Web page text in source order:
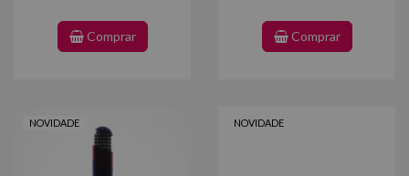
Comprar Comprar
NOVIDADE NOVIDADE